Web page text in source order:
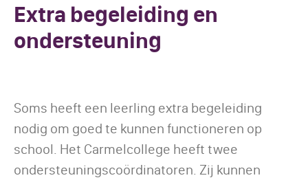
Extra begeleiding en
ondersteuning
Soms heeft een leerling extra begeleiding
nodig om goed te kunnen functioneren op
school. Het Carmelcollege heeft twee
ondersteuningscoördinatoren. Zij kunnen